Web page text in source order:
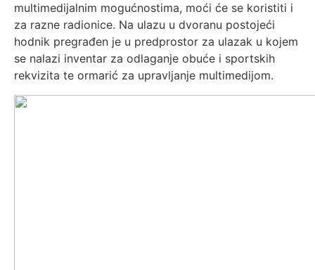
multimedijalnim mogućnostima, moći će se koristiti i
za razne radionice. Na ulazu u dvoranu postojeći
hodnik pregrađen je u predprostor za ulazak u kojem
se nalazi inventar za odlaganje obuće i sportskih
rekvizita te ormarić za upravljanje multimedijom.